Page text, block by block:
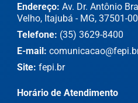
Endereço: Av. Dr. Antônio
Velho, Itajubá - MG, 37501-
Telefone: (35) 3629-8400
E-mail:
Site: fepi.br
Horário de Atendimento